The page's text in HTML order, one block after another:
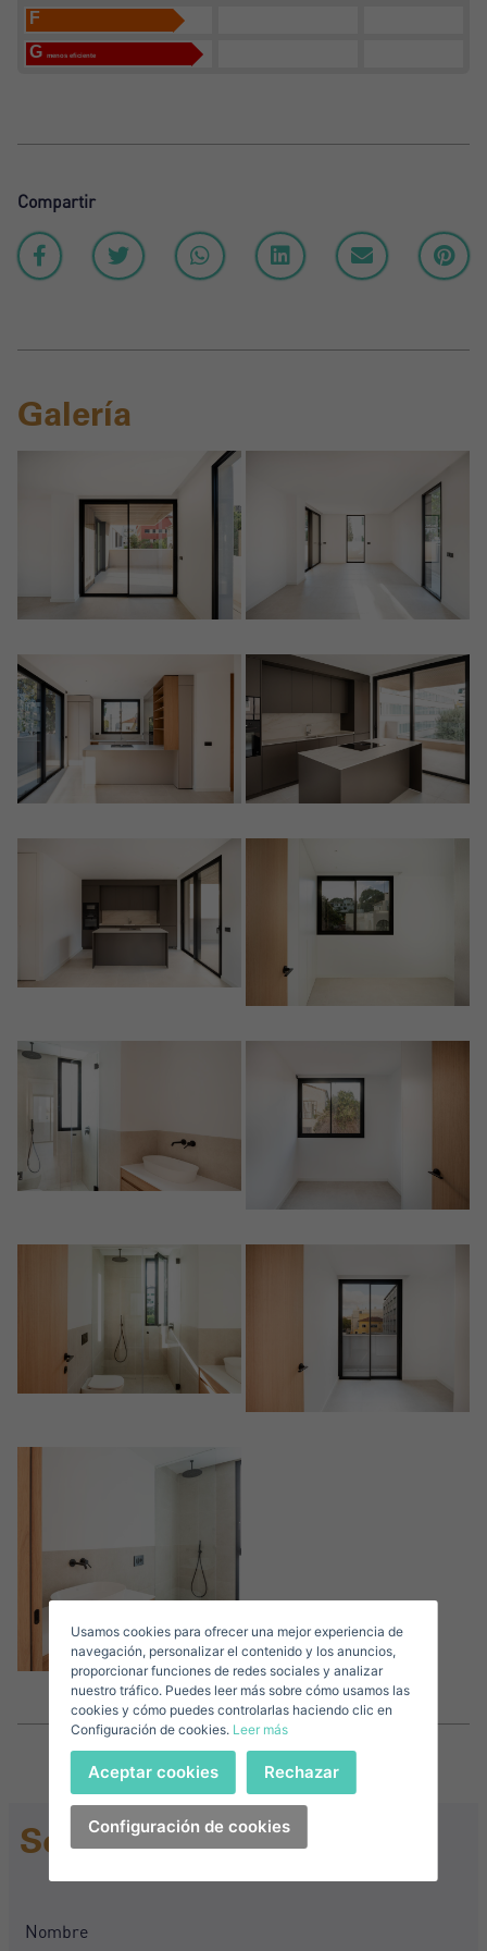
F
G
menos eficiente
Compartir
Galería
Solicitar Información
Acepto losTérminos y condiciones de privacidad
Iniciar sesión
¿Has olvidado tu contraseña?
He olvidado mi contraseña
¿No tienes una cuenta?
Correo Electrónico*
Teléfono*
United
States
+1
+1
Vende tu Propiedad
United
States
+1
+1
Usamos cookies para ofrecer una mejor experiencia de
navegación, personalizar el contenido y los anuncios,
proporcionar funciones de redes sociales y analizar
nuestro tráfico. Puedes leer más sobre cómo usamos las
cookies y cómo puedes controlarlas haciendo clic en
Configuración de cookies. Leer más
Configuración de cookies
Aceptar cookies Rechazar